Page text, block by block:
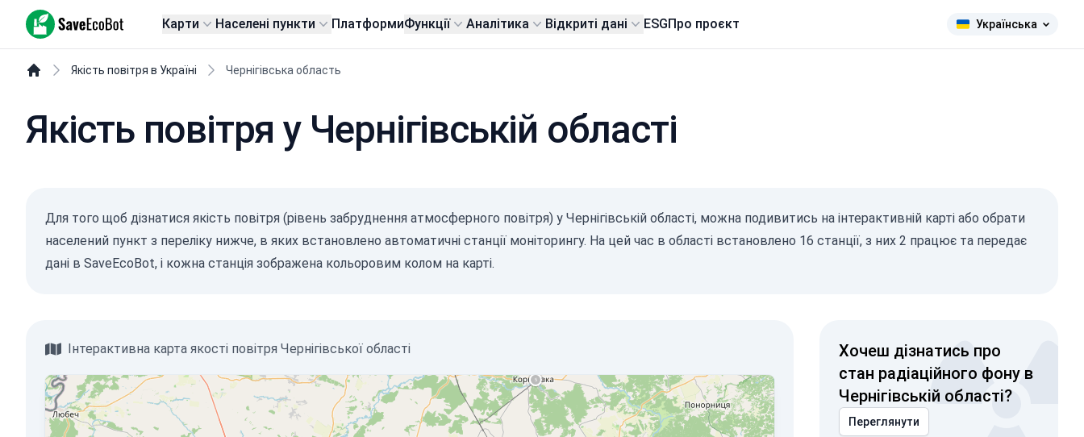
SaveEcoBot Карти Населені пункти ПлатформиФункції Аналітика Відкриті дані ESGПро проєкт Українська
Якість повітря в Україні Чернігівська область
Якість повітря у Чернігівській області
Для того щоб дізнатися якість повітря (рівень забруднення атмосферного повітря) у Чернігівській області, можна подивитись на інтерактивній карті або обрати
населений пункт з переліку нижче, в яких встановлено автоматичні станції моніторингу. На цей час в області встановлено 16 станції, з них 2 працює та передає
дані в SaveEcoBot, і кожна станція зображена кольоровим колом на карті.
Інтерактивна карта якості повітря Чернігівської області
Хочеш дізнатись про
стан радіаційного фону в
Чернігівській області?
Переглянути